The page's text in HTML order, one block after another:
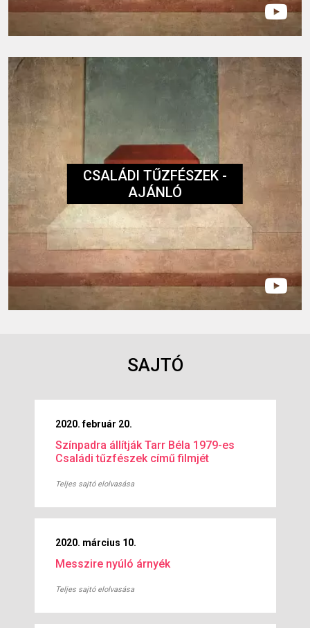
CSALÁDI TŰZFÉSZEK -
AJÁNLÓ
SAJTÓ
2020. február 20.
Színpadra állítják Tarr Béla 1979-es
Családi tűzfészek című filmjét
Teljes sajtó elolvasása
2020. március 10.
Messzire nyúló árnyék
Teljes sajtó elolvasása